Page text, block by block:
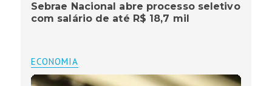
Sebrae Nacional abre processo seletivo
com salário de até R$ 18,7 mil
ECONOMIA